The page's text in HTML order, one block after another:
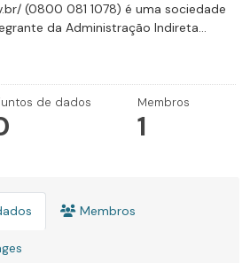
(0800 081 1078) é uma sociedade
da Administração Indireta...
de dados Membros
1
Membros